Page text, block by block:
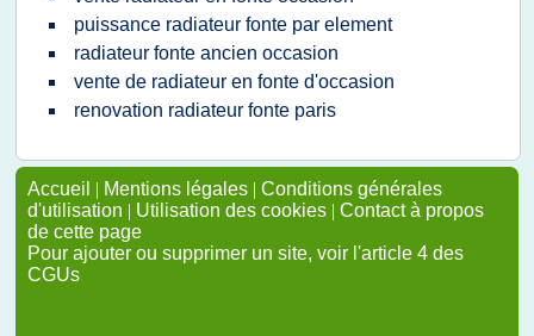
puissance radiateur fonte par element
radiateur fonte ancien occasion
vente de radiateur en fonte d'occasion
renovation radiateur fonte paris
Accueil | Mentions légales | Conditions générales
d'utilisation | Utilisation des cookies | Contact à propos
de cette page
Pour ajouter ou supprimer un site, voir l'article 4 des
CGUs